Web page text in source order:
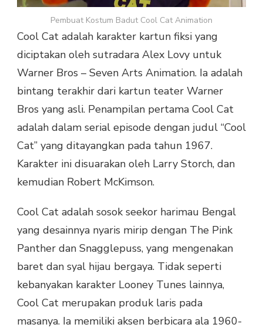
Pembuat Kostum Badut Cool Cat Animation
Cool Cat adalah karakter kartun fiksi yang
diciptakan oleh sutradara Alex Lovy untuk
Warner Bros – Seven Arts Animation. Ia adalah
bintang terakhir dari kartun teater Warner
Bros yang asli. Penampilan pertama Cool Cat
adalah dalam serial episode dengan judul “Cool
Cat” yang ditayangkan pada tahun 1967.
Karakter ini disuarakan oleh Larry Storch, dan
kemudian Robert McKimson.
Cool Cat adalah sosok seekor harimau Bengal
yang desainnya nyaris mirip dengan The Pink
Panther dan Snagglepuss, yang mengenakan
baret dan syal hijau bergaya. Tidak seperti
kebanyakan karakter Looney Tunes lainnya,
Cool Cat merupakan produk laris pada
masanya. Ia memiliki aksen berbicara ala 1960-